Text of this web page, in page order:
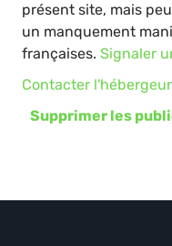
présent site, mais
un manquement
françaises. Signaler
Contacter l'hébergeur
Supprimer les